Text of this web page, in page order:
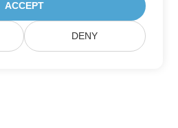
ACCEPT
DENY